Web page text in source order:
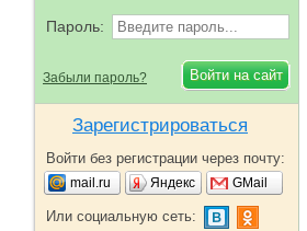
Пароль:
Забыли пароль?
Зарегистрироваться
Войти без регистрации через почту:
mail.ru Яндекс GMail
Или социальную сеть: